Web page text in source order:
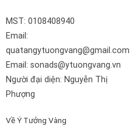
MST: 0108408940
Email:
quatangytuongvang@gmail.com
Email: sonads@ytuongvang.vn
Người đại diện: Nguyễn Thị
Phượng
Về Ý Tưởng Vàng